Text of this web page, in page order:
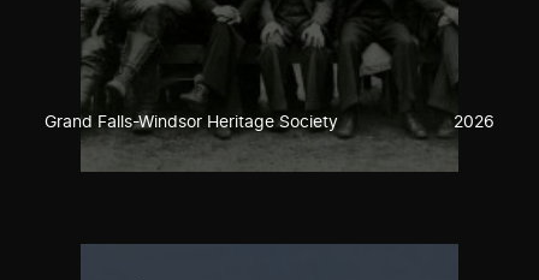
Grand Falls-Windsor Heritage Society 2026